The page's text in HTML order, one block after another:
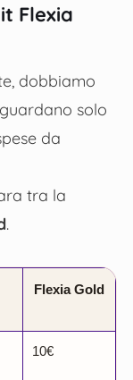
Flexia
dobbiamo
solo
da
tra la
.
Flexia Gold
10€